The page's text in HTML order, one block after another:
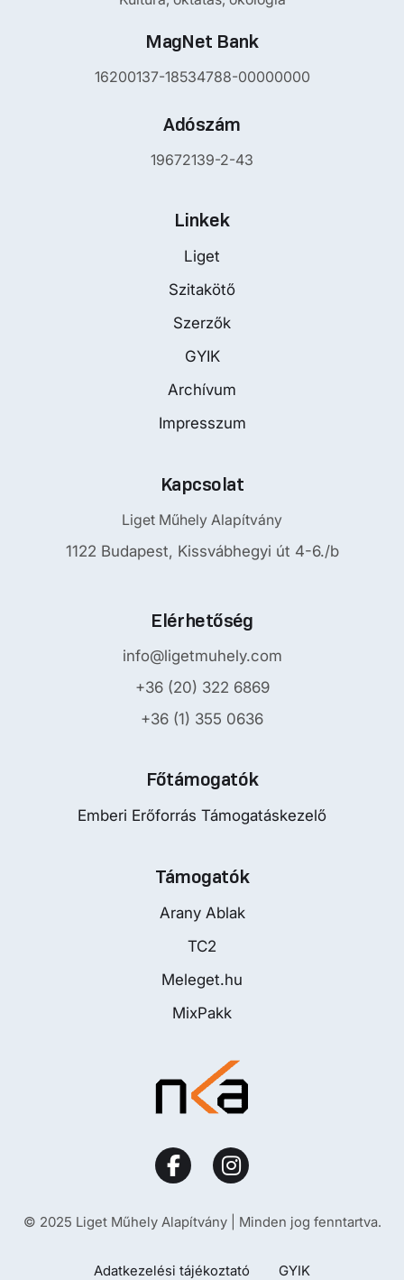
MagNet Bank
16200137-18534788-00000000
Adószám
19672139-2-43
Linkek
Liget
Szitakötő
Szerzők
GYIK
Archívum
Impresszum
Kapcsolat
Liget Műhely Alapítvány
1122 Budapest, Kissvábhegyi út 4-6./b
Elérhetőség
info@ligetmuhely.com
+36 (20) 322 6869
+36 (1) 355 0636
Főtámogatók
Emberi Erőforrás Támogatáskezelő
Támogatók
Arany Ablak
TC2
Meleget.hu
MixPakk
© 2025 Liget Műhely Alapítvány | Minden jog fenntartva.
Adatkezelési tájékoztató GYIK